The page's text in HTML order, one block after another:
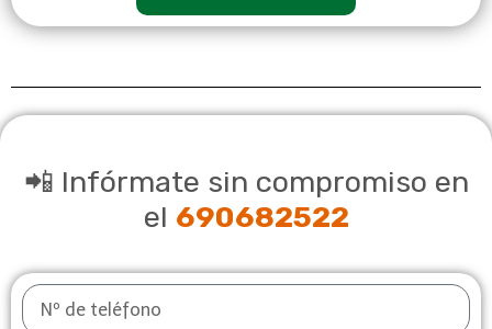
📲 Infórmate sin compromiso en
el 690682522